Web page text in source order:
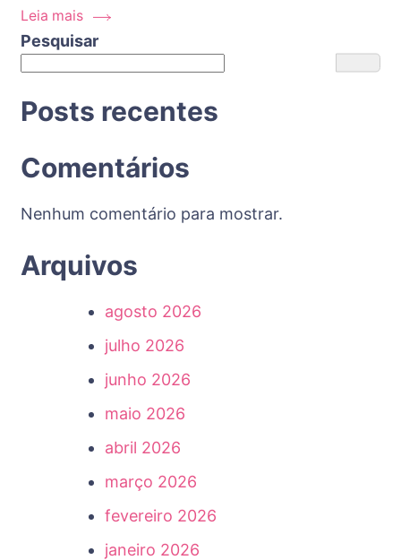
Leia mais
Pesquisar
Posts recentes
Comentários
Nenhum comentário para mostrar.
Arquivos
agosto 2026
julho 2026
junho 2026
maio 2026
abril 2026
março 2026
fevereiro 2026
janeiro 2026